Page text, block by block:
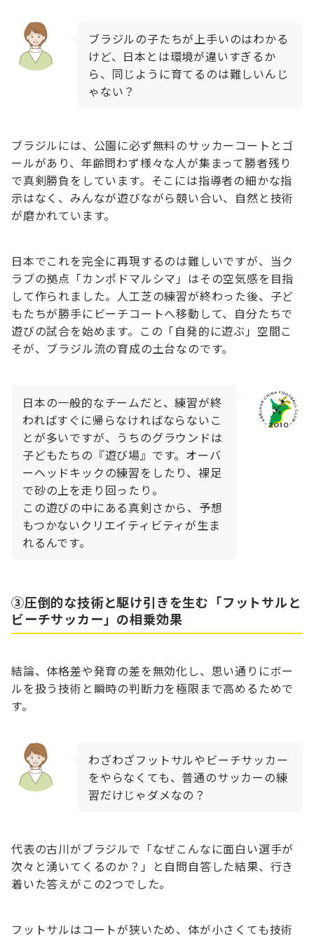
ブラジルの子たちが上手いのはわかる
けど、日本とは環境が違いすぎるか
ら、同じように育てるのは難しいんじ
ゃない？
ブラジルには、公園に必ず無料のサッカーコートとゴ
ールがあり、年齢問わず様々な人が集まって勝者残り
で真剣勝負をしています。そこには指導者の細かな指
示はなく、みんなが遊びながら競い合い、自然と技術
が磨かれています。
日本でこれを完全に再現するのは難しいですが、当ク
ラブの拠点「カンポドマルシマ」はその空気感を目指
して作られました。人工芝の練習が終わった後、子ど
もたちが勝手にビーチコートへ移動して、自分たちで
遊びの試合を始めます。この「自発的に遊ぶ」空間こ
そが、ブラジル流の育成の土台なのです。
日本の一般的なチームだと、練習が終
わればすぐに帰らなければならないこ
とが多いですが、うちのグラウンドは
子どもたちの『遊び場』です。オーバ
ーヘッドキックの練習をしたり、裸足
で砂の上を走り回ったり。
この遊びの中にある真剣さから、予想
もつかないクリエイティビティが生ま
れるんです。
③圧倒的な技術と駆け引きを生む「フットサルと
ビーチサッカー」の相乗効果
結論、体格差や発育の差を無効化し、思い通りにボー
ルを扱う技術と瞬時の判断力を極限まで高めるためで
す。
わざわざフットサルやビーチサッカー
をやらなくても、普通のサッカーの練
習だけじゃダメなの？
代表の古川がブラジルで「なぜこんなに面白い選手が
次々と湧いてくるのか？」と自問自答した結果、行き
着いた答えがこの2つでした。
フットサルはコートが狭いため、体が小さくても技術